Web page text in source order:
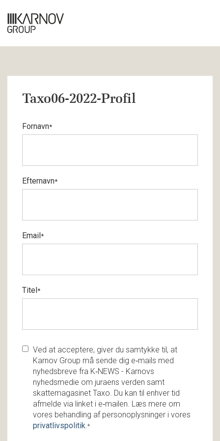
Taxo06-2022-Profil
Fornavn*
Efternavn*
Email*
Titel*
Ved at acceptere, giver du samtykke til, at
Karnov Group må sende dig e‑mails med
nyhedsbreve fra K‑NEWS - Karnovs
nyhedsmedie om juraens verden samt
skattemagasinet Taxo. Du kan til enhver tid
afmelde via linket i e‑mailen. Læs mere om
vores behandling af personoplysninger i vores
privatlivspolitik.*